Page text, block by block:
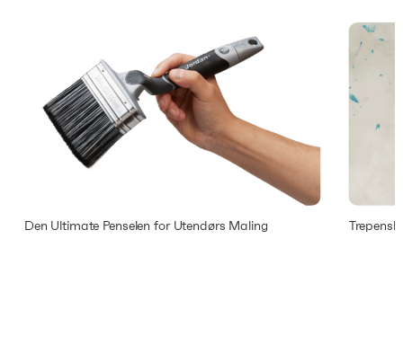
Den Ultimate Penselen for Utendørs Maling